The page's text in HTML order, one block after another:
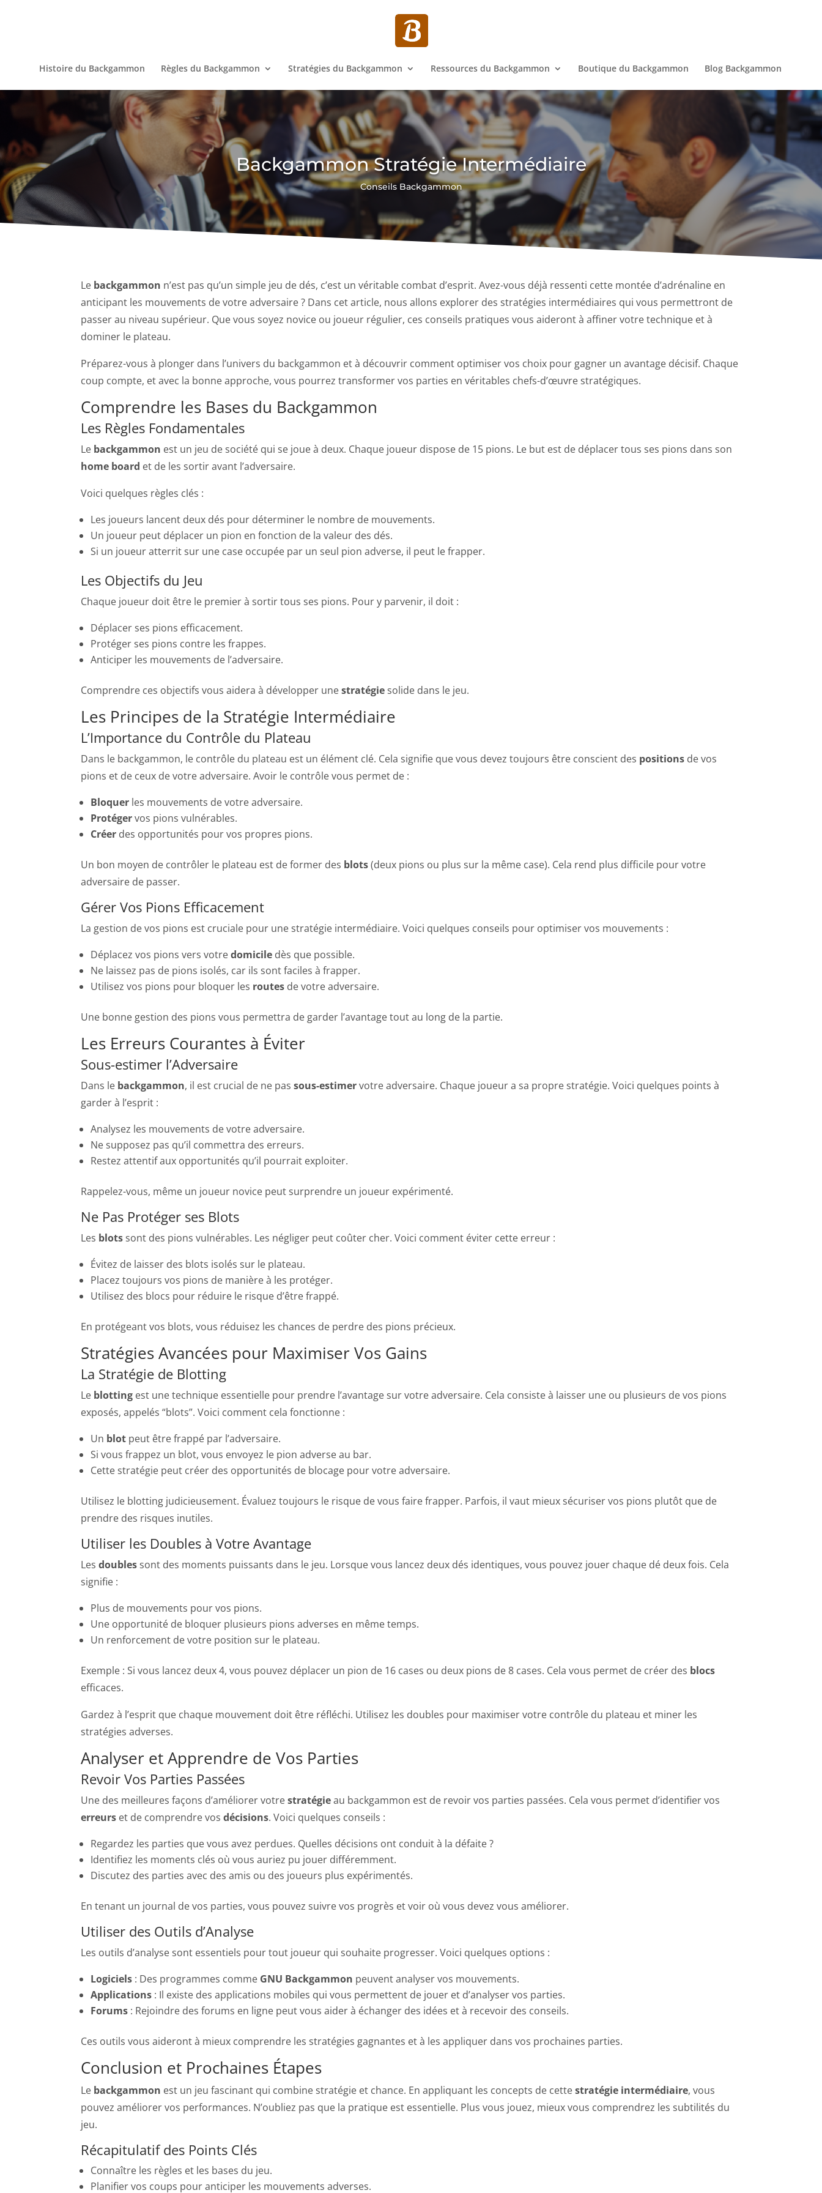
Histoire du Backgammon Règles du Backgammon Stratégies du Backgammon Ressources du Backgammon Boutique du Backgammon Blog Backgammon
Backgammon Stratégie Intermédiaire
Conseils Backgammon
Le backgammon n’est pas qu’un simple jeu de dés, c’est un véritable combat d’esprit. Avez-vous déjà ressenti cette montée d’adrénaline en
anticipant les mouvements de votre adversaire ? Dans cet article, nous allons explorer des stratégies intermédiaires qui vous permettront de
passer au niveau supérieur. Que vous soyez novice ou joueur régulier, ces conseils pratiques vous aideront à affiner votre technique et à
dominer le plateau.
Préparez-vous à plonger dans l’univers du backgammon et à découvrir comment optimiser vos choix pour gagner un avantage décisif. Chaque
coup compte, et avec la bonne approche, vous pourrez transformer vos parties en véritables chefs-d’œuvre stratégiques.
Comprendre les Bases du Backgammon
Les Règles Fondamentales
Le backgammon est un jeu de société qui se joue à deux. Chaque joueur dispose de 15 pions. Le but est de déplacer tous ses pions dans son
home board et de les sortir avant l’adversaire.
Voici quelques règles clés :
Les joueurs lancent deux dés pour déterminer le nombre de mouvements.
Un joueur peut déplacer un pion en fonction de la valeur des dés.
Si un joueur atterrit sur une case occupée par un seul pion adverse, il peut le frapper.
Les Objectifs du Jeu
Chaque joueur doit être le premier à sortir tous ses pions. Pour y parvenir, il doit :
Déplacer ses pions efficacement.
Protéger ses pions contre les frappes.
Anticiper les mouvements de l’adversaire.
Comprendre ces objectifs vous aidera à développer unestratégie solide dans le jeu.
Les Principes de la Stratégie Intermédiaire
L’Importance du Contrôle du Plateau
Dans le backgammon, le contrôle du plateau est un élément clé. Cela signifie que vous devez toujours être conscient des positions de vos
pions et de ceux de votre adversaire. Avoir le contrôle vous permet de :
Bloquer les mouvements de votre adversaire.
Protégervos pions vulnérables.
Créer des opportunités pour vos propres pions.
Un bon moyen de contrôler le plateau est de former des blots(deux pions ou plus sur la même case). Cela rend plus difficile pour votre
adversaire de passer.
Gérer Vos Pions Efficacement
La gestion de vos pions est cruciale pour une stratégie intermédiaire. Voici quelques conseils pour optimiser vos mouvements :
Déplacez vos pions vers votredomicile dès que possible.
Ne laissez pas de pions isolés, car ils sont faciles à frapper.
Utilisez vos pions pour bloquer les routes de votre adversaire.
Une bonne gestion des pions vous permettra de garder l’avantage tout au long de la partie.
Les Erreurs Courantes à Éviter
Sous-estimer l’Adversaire
Dans le backgammon, il est crucial de ne pas sous-estimervotre adversaire. Chaque joueur a sa propre stratégie. Voici quelques points à
garder à l’esprit :
Analysez les mouvements de votre adversaire.
Ne supposez pas qu’il commettra des erreurs.
Restez attentif aux opportunités qu’il pourrait exploiter.
Rappelez-vous, même un joueur novice peut surprendre un joueur expérimenté.
Ne Pas Protéger ses Blots
Les blots sont des pions vulnérables. Les négliger peut coûter cher. Voici comment éviter cette erreur :
Évitez de laisser des blots isolés sur le plateau.
Placez toujours vos pions de manière à les protéger.
Utilisez des blocs pour réduire le risque d’être frappé.
En protégeant vos blots, vous réduisez les chances de perdre des pions précieux.
Stratégies Avancées pour Maximiser Vos Gains
La Stratégie de Blotting
Le blotting est une technique essentielle pour prendre l’avantage sur votre adversaire. Cela consiste à laisser une ou plusieurs de vos pions
exposés, appelés “blots”. Voici comment cela fonctionne :
Un blot peut être frappé par l’adversaire.
Si vous frappez un blot, vous envoyez le pion adverse au bar.
Cette stratégie peut créer des opportunités de blocage pour votre adversaire.
Utilisez le blotting judicieusement. Évaluez toujours le risque de vous faire frapper. Parfois, il vaut mieux sécuriser vos pions plutôt que de
prendre des risques inutiles.
Utiliser les Doubles à Votre Avantage
Les doubles sont des moments puissants dans le jeu. Lorsque vous lancez deux dés identiques, vous pouvez jouer chaque dé deux fois. Cela
signifie :
Plus de mouvements pour vos pions.
Une opportunité de bloquer plusieurs pions adverses en même temps.
Un renforcement de votre position sur le plateau.
Exemple : Si vous lancez deux 4, vous pouvez déplacer un pion de 16 cases ou deux pions de 8 cases. Cela vous permet de créer des blocs
efficaces.
Gardez à l’esprit que chaque mouvement doit être réfléchi. Utilisez les doubles pour maximiser votre contrôle du plateau et miner les
stratégies adverses.
Analyser et Apprendre de Vos Parties
Revoir Vos Parties Passées
Une des meilleures façons d’améliorer votrestratégieau backgammon est de revoir vos parties passées. Cela vous permet d’identifier vos
erreurs et de comprendre vos décisions. Voici quelques conseils :
Regardez les parties que vous avez perdues. Quelles décisions ont conduit à la défaite ?
Identifiez les moments clés où vous auriez pu jouer différemment.
Discutez des parties avec des amis ou des joueurs plus expérimentés.
En tenant un journal de vos parties, vous pouvez suivre vos progrès et voir où vous devez vous améliorer.
Utiliser des Outils d’Analyse
Les outils d’analyse sont essentiels pour tout joueur qui souhaite progresser. Voici quelques options :
Logiciels : Des programmes comme GNU Backgammon peuvent analyser vos mouvements.
Applications : Il existe des applications mobiles qui vous permettent de jouer et d’analyser vos parties.
Forums : Rejoindre des forums en ligne peut vous aider à échanger des idées et à recevoir des conseils.
Ces outils vous aideront à mieux comprendre les stratégies gagnantes et à les appliquer dans vos prochaines parties.
Conclusion et Prochaines Étapes
Le backgammon est un jeu fascinant qui combine stratégie et chance. En appliquant les concepts de cettestratégie intermédiaire, vous
pouvez améliorer vos performances. N’oubliez pas que la pratique est essentielle. Plus vous jouez, mieux vous comprendrez les subtilités du
jeu.
Récapitulatif des Points Clés
Connaître les règles et les bases du jeu.
Planifier vos coups pour anticiper les mouvements adverses.